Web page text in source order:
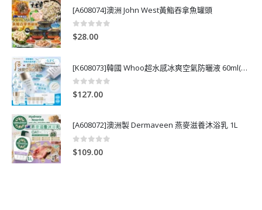
[A608074]澳洲 John West黃鮨吞拿魚罐頭
0 out of 5
$28.00
[K608073]韓國 Whoo超水感冰爽空氣防曬液 60ml(送13ml*4支)
0 out of 5
$127.00
[A608072]澳洲製 Dermaveen 燕麥滋養沐浴乳 1L
0 out of 5
$109.00